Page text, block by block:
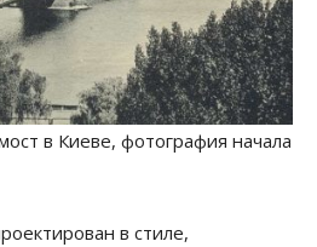
в Киеве, фотография начала
в стиле,